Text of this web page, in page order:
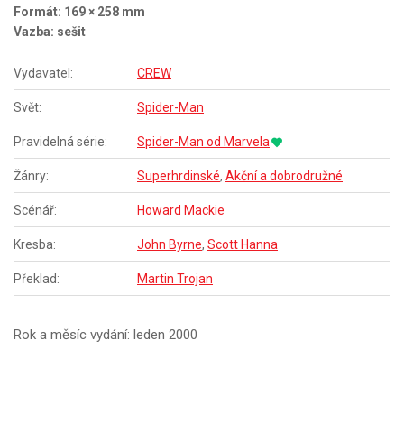
Formát: 169 × 258 mm
Vazba: sešit
Vydavatel: CREW
Svět: Spider-Man
Pravidelná série: Spider-Man od Marvela
Žánry: Superhrdinské, Akční a dobrodružné
Scénář: Howard Mackie
Kresba: John Byrne, Scott Hanna
Překlad: Martin Trojan
Rok a měsíc vydání: leden 2000